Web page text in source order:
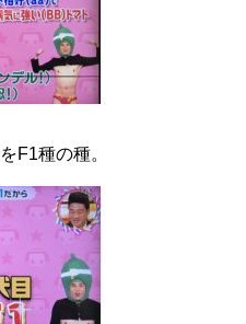
F1種の種。